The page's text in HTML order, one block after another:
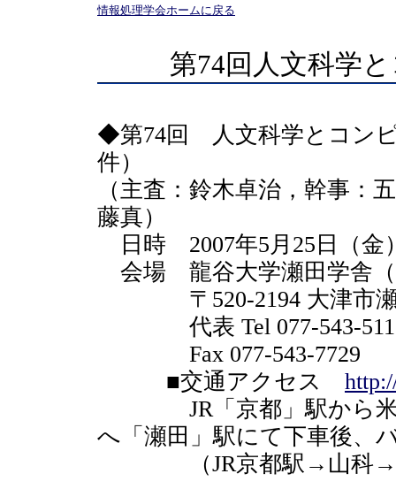
情報処理学会ホームに戻る
第74回人文科学
◆第74回 人文科学とコンピ
件）
（主査：鈴木卓治，幹事：
藤真）
日時 2007年5月25日（金
会場 龍谷大学瀬田学舎（
〒520-2194 大津市瀬
代表 Tel 077-543-
Fax 077-543-7729
■交通アクセス
JR「京都」駅から米原
へ「瀬田」駅にて下車後、
（JR京都駅→山科→大